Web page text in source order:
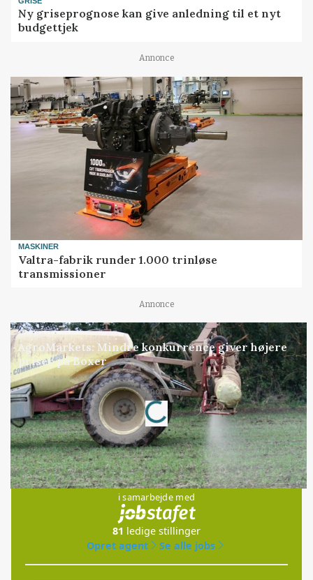
Ny griseprognose kan give anledning til et nyt
budgettjek
Annonce
MASKINER
Valtra-fabrik runder 1.000 trinløse
transmissioner
Annonce
MARKED
AgroMarkets: Mindre konkurrence giver højere
priser på Boxer
Annonce
Loading...
Jobs
i samarbejde med
81 ledige stillinger
Opret agent
Se alle jobs